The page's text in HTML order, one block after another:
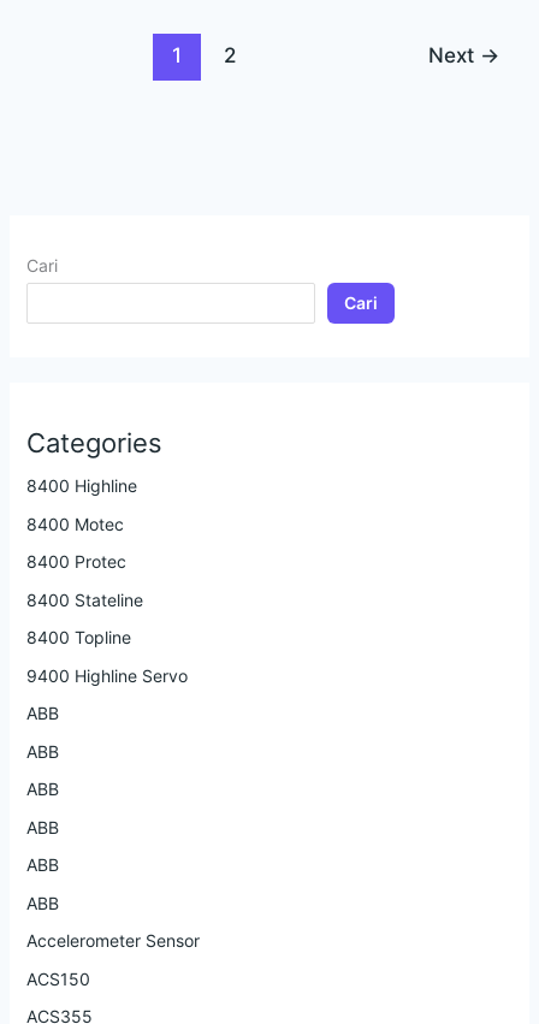
1 2 Next →
Cari
Cari
Categories
8400 Highline
8400 Motec
8400 Protec
8400 Stateline
8400 Topline
9400 Highline Servo
ABB
ABB
ABB
ABB
ABB
ABB
Accelerometer Sensor
ACS150
ACS355